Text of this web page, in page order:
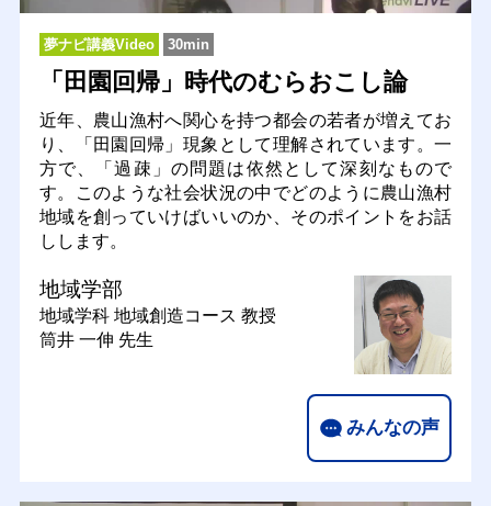
夢ナビ講義Video 30min
「田園回帰」時代のむらおこし論
近年、農山漁村へ関心を持つ都会の若者が増えてお
り、「田園回帰」現象として理解されています。一
方で、「過疎」の問題は依然として深刻なもので
す。このような社会状況の中でどのように農山漁村
地域を創っていけばいいのか、そのポイントをお話
しします。
地域学部
地域学科 地域創造コース 教授
筒井 一伸 先生
みんなの声